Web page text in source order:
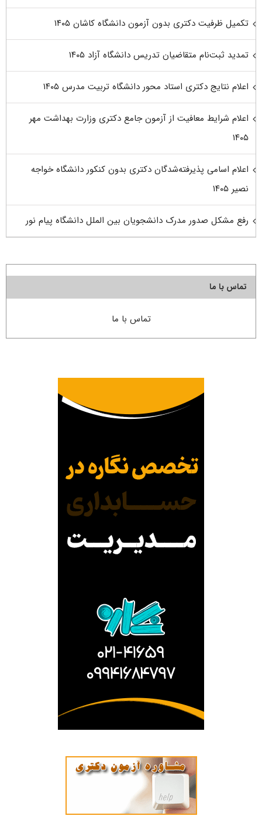
تکمیل ظرفیت دکتری بدون آزمون دانشگاه کاشان ۱۴۰۵
تمدید ثبت‌نام متقاضیان تدریس دانشگاه آزاد ۱۴۰۵
اعلام نتایج دکتری استاد محور دانشگاه تربیت مدرس ۱۴۰۵
اعلام شرایط معافیت از آزمون جامع دکتری وزارت بهداشت مهر
۱۴۰۵
اعلام اسامی پذیرفته‌شدگان دکتری بدون کنکور دانشگاه خواجه
نصیر ۱۴۰۵
رفع مشکل صدور مدرک دانشجویان بین الملل دانشگاه پیام نور
تماس با ما
تماس با ما